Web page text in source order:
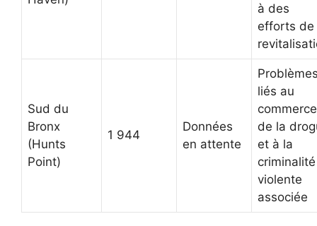
à des
efforts de
Sud du
Bronx
(Hunts
Point)
1 944
Données
en attente
liés au
commerce
de la
et à la
criminalité
violente
associée